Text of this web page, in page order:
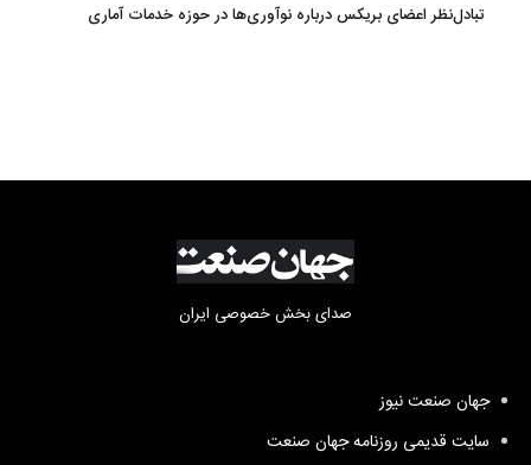
تبادل‌نظر اعضای بریکس درباره نوآوری‌ها در حوزه خدمات آماری
صدای بخش خصوصی ایران
جهان صنعت نیوز
سایت قدیمی روزنامه جهان صنعت